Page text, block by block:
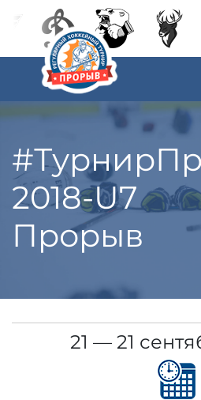
2018-U7
Прорыв
21 — 21